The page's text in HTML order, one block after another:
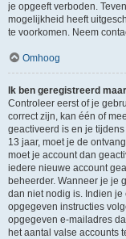
je opgeeft verboden.
mogelijkheid heeft
te voorkomen. Neem
Omhoog
Ik ben geregistreerd
Controleer eerst of je
correct zijn, kan één of
geactiveerd is en je
13 jaar, moet je de
moet je account dan
iedere nieuwe account
beheerder. Wanneer je je
dan niet nodig is. Indien
opgegeven instructies
opgegeven e-mailadres
het aantal valse accounts